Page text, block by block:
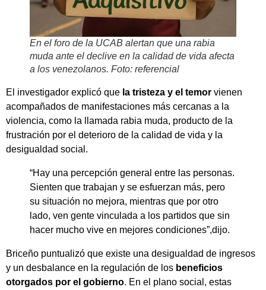
En el foro de la UCAB alertan que una rabia
muda ante el declive en la calidad de vida afecta
a los venezolanos. Foto: referencial
El investigador explicó que la tristeza y el temor vienen
acompañados de manifestaciones más cercanas a la
violencia, como la llamada rabia muda, producto de la
frustración por el deterioro de la calidad de vida y la
desigualdad social.
“Hay una percepción general entre las personas.
Sienten que trabajan y se esfuerzan más, pero
su situación no mejora, mientras que por otro
lado, ven gente vinculada a los partidos que sin
hacer mucho vive en mejores condiciones”,dijo.
Briceño puntualizó que existe una desigualdad de ingresos
y un desbalance en la regulación de los beneficios
otorgados por el gobierno. En el plano social, estas